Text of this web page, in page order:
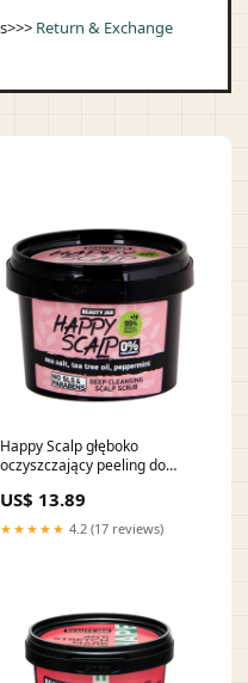
Return & Exchange
Happy Scalp głęboko
oczyszczający peeling do
US$ 13.89
★★★★★ 4.2 (17 reviews)